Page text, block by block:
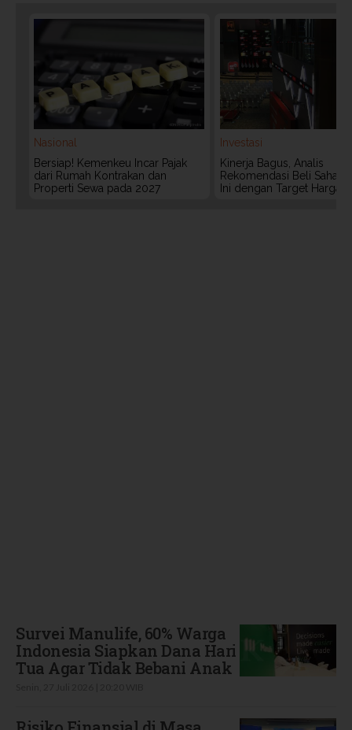
Nasional
Bersiap! Kemenkeu Incar Pajak
dari Rumah Kontrakan dan
Properti Sewa pada 2027
Investasi
Kinerja Bagus, Analis
Rekomendasi Beli Saham
Ini dengan Target Harga
Survei Manulife, 60% Warga
Indonesia Siapkan Dana Hari
Tua Agar Tidak Bebani Anak